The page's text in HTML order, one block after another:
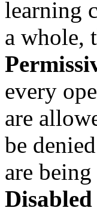
learning
a whole,
every
are
be
are
Disabled